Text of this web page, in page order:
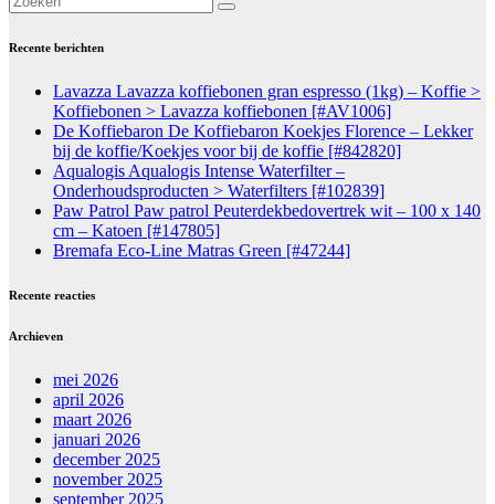
Recente berichten
Lavazza Lavazza koffiebonen gran espresso (1kg) – Koffie >
Koffiebonen > Lavazza koffiebonen [#AV1006]
De Koffiebaron De Koffiebaron Koekjes Florence – Lekker
bij de koffie/Koekjes voor bij de koffie [#842820]
Aqualogis Aqualogis Intense Waterfilter –
Onderhoudsproducten > Waterfilters [#102839]
Paw Patrol Paw patrol Peuterdekbedovertrek wit – 100 x 140
cm – Katoen [#147805]
Bremafa Eco-Line Matras Green [#47244]
Recente reacties
Archieven
mei 2026
april 2026
maart 2026
januari 2026
december 2025
november 2025
september 2025